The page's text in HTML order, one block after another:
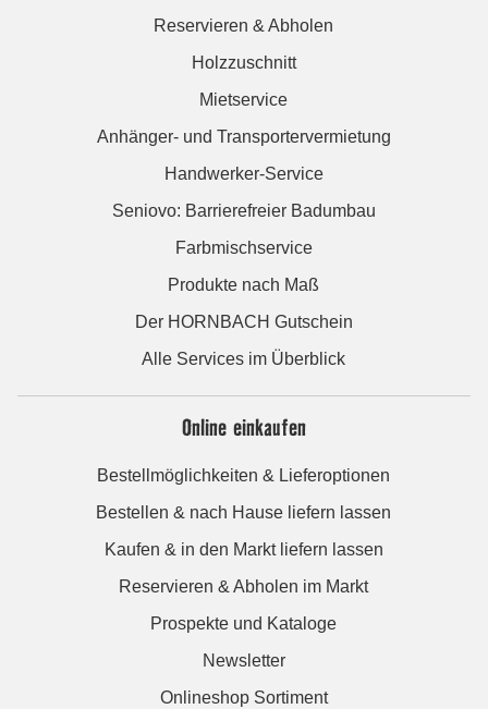
Reservieren & Abholen
Holzzuschnitt
Mietservice
Anhänger- und Transportervermietung
Handwerker-Service
Seniovo: Barrierefreier Badumbau
Farbmischservice
Produkte nach Maß
Der HORNBACH Gutschein
Alle Services im Überblick
Online einkaufen
Bestellmöglichkeiten & Lieferoptionen
Bestellen & nach Hause liefern lassen
Kaufen & in den Markt liefern lassen
Reservieren & Abholen im Markt
Prospekte und Kataloge
Newsletter
Onlineshop Sortiment